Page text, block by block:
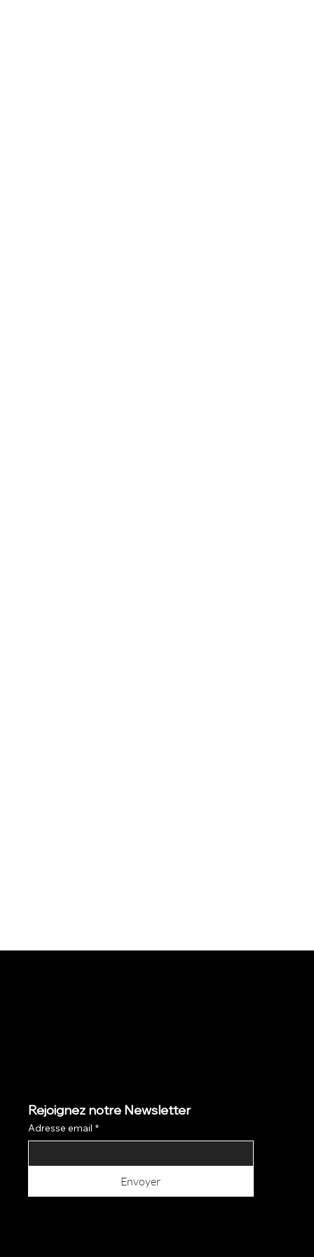
Rejoignez notre Newsletter
Adresse email *
Envoyer